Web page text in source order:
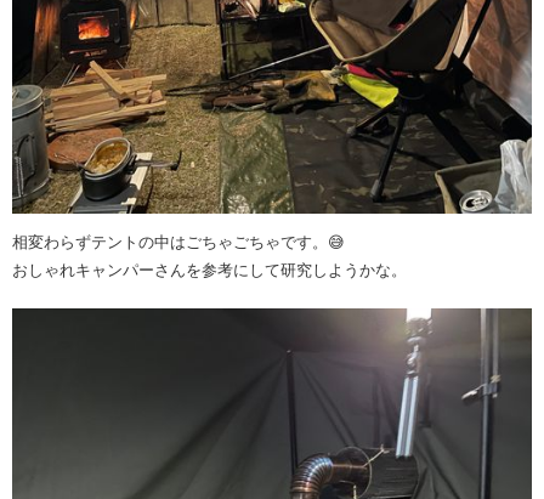
相変わらずテントの中はごちゃごちゃです。😅
おしゃれキャンパーさんを参考にして研究しようかな。